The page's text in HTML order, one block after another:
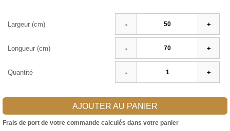
Largeur (cm) - +
Longueur (cm) - +
Quantité - +
AJOUTER AU PANIER
Frais de port de votre commande calculés dans votre panier